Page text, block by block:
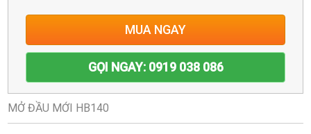
MUA NGAY
GỌI NGAY: 0919 038 086
MỞ ĐẦU MỚI HB140